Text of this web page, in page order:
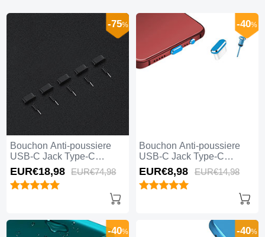
Bouchon Anti-poussiere
USB-C Jack Type-C
Universel 5PCS H02 pour
Apple iPhone 15 Pro Max
Noir
-75%
EUR€18,98 EUR€74,98
Bouchon Anti-poussiere
USB-C Jack Type-C
Universel H17 pour Apple
iPhone 15 Pro Max Bleu
-40%
EUR€8,98 EUR€14,98
-40% -40%